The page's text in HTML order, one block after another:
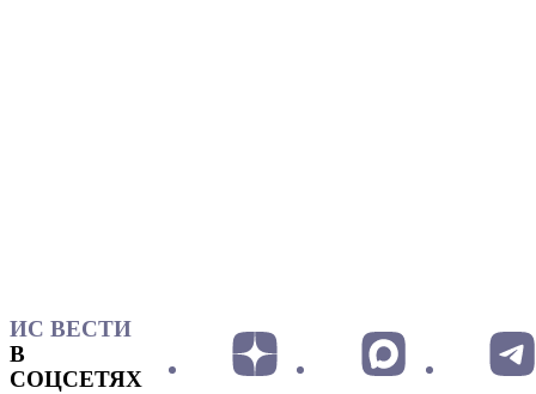
ИС ВЕСТИ
В
СОЦСЕТЯХ